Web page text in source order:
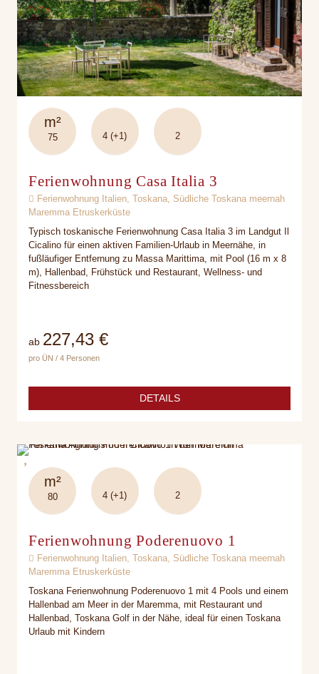
m²
75 4 (+1) 2
Ferienwohnung Casa Italia 3
Ferienwohnung Italien, Toskana, Südliche Toskana meernah
Maremma Etruskerküste
Typisch toskanische Ferienwohnung Casa Italia 3 im Landgut Il
Cicalino für einen aktiven Familien-Urlaub in Meernähe, in
fußläufiger Entfernung zu Massa Marittima, mit Pool (16 m x 8
m), Hallenbad, Frühstück und Restaurant, Wellness- und
Fitnessbereich
ab 227,43 €
pro ÜN / 4 Personen
DETAILS
m²
80 4 (+1) 2
Ferienwohnung Poderenuovo 1
Ferienwohnung Italien, Toskana, Südliche Toskana meernah
Maremma Etruskerküste
Toskana Ferienwohnung Poderenuovo 1 mit 4 Pools und einem
Hallenbad am Meer in der Maremma, mit Restaurant und
Hallenbad, Toskana Golf in der Nähe, ideal für einen Toskana
Urlaub mit Kindern